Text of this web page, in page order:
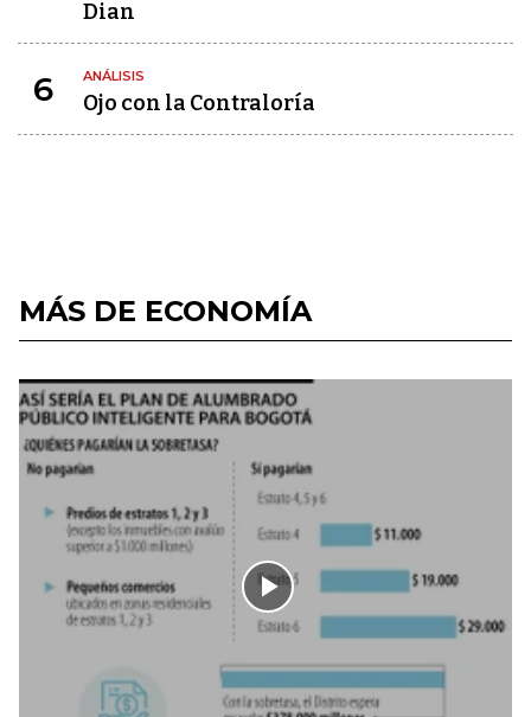
Dian
6 ANÁLISIS
Ojo con la Contraloría
MÁS DE ECONOMÍA